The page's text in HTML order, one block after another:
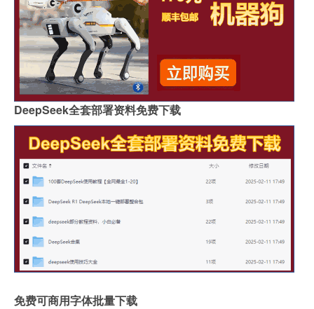
DeepSeek全套部署资料免费下载
免费可商用字体批量下载